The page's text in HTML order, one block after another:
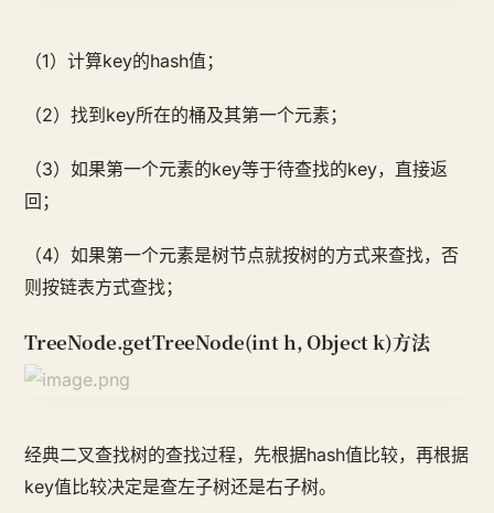
（1）计算key的hash值；
（2）找到key所在的桶及其第一个元素；
（3）如果第一个元素的key等于待查找的key，直接返
回；
（4）如果第一个元素是树节点就按树的方式来查找，否
则按链表方式查找；
TreeNode.getTreeNode(int h, Object k)方法
经典二叉查找树的查找过程，先根据hash值比较，再根据
key值比较决定是查左子树还是右子树。